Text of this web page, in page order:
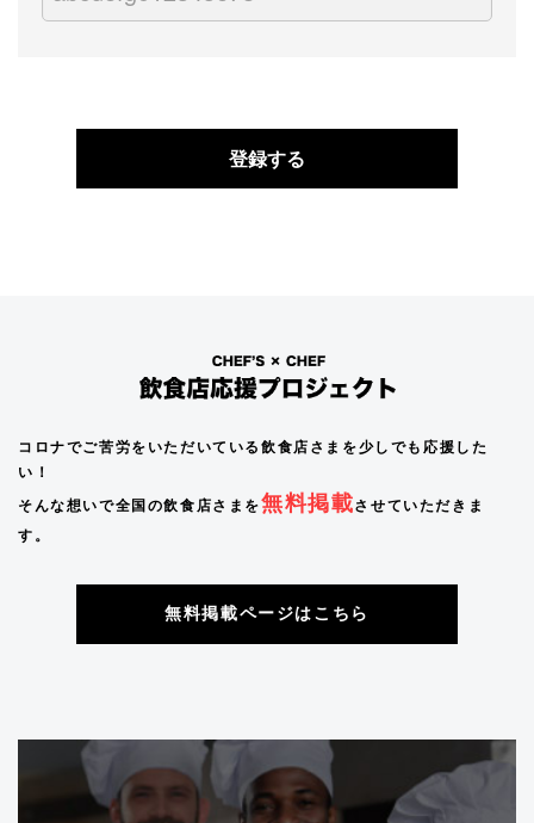
登録する
コロナでご苦労をいただいている飲食店さまを少しでも応援した
い！
そんな想いで全国の飲食店さまを無料掲載させていただきま
す。
無料掲載ページはこちら